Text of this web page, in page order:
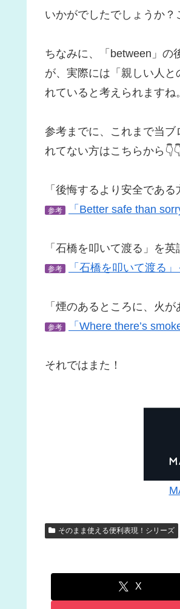
いかがでしたでしょうか？
ちなみに、「between」の
が、実際には「親しい人
れていると考えられますね。
参考までに、これまで当
れてない方はこちらから
「後悔するより安全であ
参考 「Better safe than
「石橋を叩いて渡る」を英
参考 「石橋を叩いて渡る
「煙のあるところに、火
参考 「Where there’s
それではまた！
そのまま使える便利表現！シリーズ
X